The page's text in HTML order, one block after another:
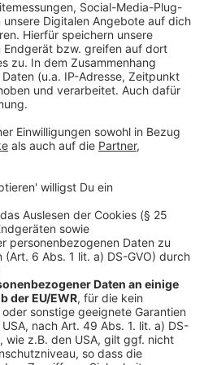
& Updates:
WhatsApp-Kanal